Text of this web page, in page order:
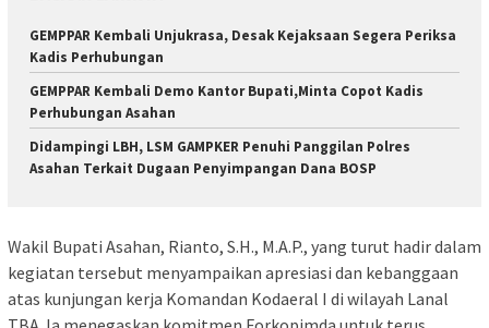
GEMPPAR Kembali Unjukrasa, Desak Kejaksaan Segera Periksa
Kadis Perhubungan
GEMPPAR Kembali Demo Kantor Bupati,Minta Copot Kadis
Perhubungan Asahan
Didampingi LBH, LSM GAMPKER Penuhi Panggilan Polres
Asahan Terkait Dugaan Penyimpangan Dana BOSP
Wakil Bupati Asahan, Rianto, S.H., M.A.P., yang turut hadir dalam
kegiatan tersebut menyampaikan apresiasi dan kebanggaan
atas kunjungan kerja Komandan Kodaeral I di wilayah Lanal